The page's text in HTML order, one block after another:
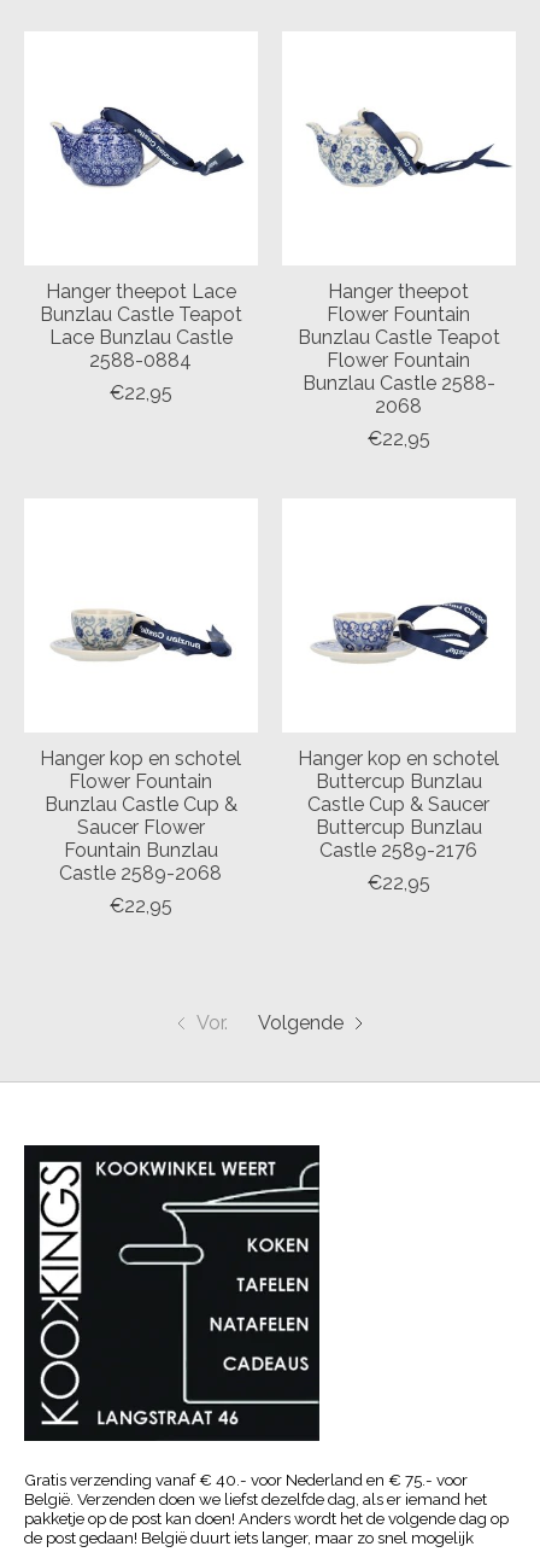
Hanger theepot Lace
Bunzlau Castle Teapot
Lace Bunzlau Castle
2588-0884
€22,95
Hanger theepot
Flower Fountain
Bunzlau Castle Teapot
Flower Fountain
Bunzlau Castle 2588-
2068
€22,95
Hanger kop en schotel
Flower Fountain
Bunzlau Castle Cup &
Saucer Flower
Fountain Bunzlau
Castle 2589-2068
€22,95
Hanger kop en schotel
Buttercup Bunzlau
Castle Cup & Saucer
Buttercup Bunzlau
Castle 2589-2176
€22,95
Vor. Volgende
Gratis verzending vanaf € 40.- voor Nederland en € 75.- voor
België. Verzenden doen we liefst dezelfde dag, als er iemand het
pakketje op de post kan doen! Anders wordt het de volgende dag op
de post gedaan! België duurt iets langer, maar zo snel mogelijk